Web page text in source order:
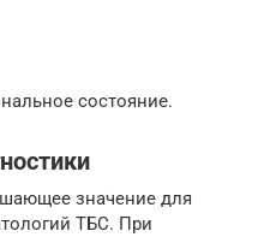
состояние.
значение для
ТБС. При